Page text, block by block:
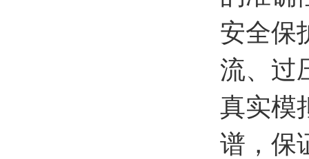
安全保
流、过
真实模
谱，保